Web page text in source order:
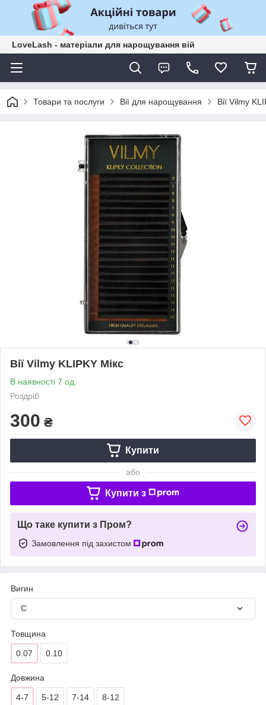
LoveLash - матеріали для нарощування вій
Товари та послуги Вії для нарощування Вії Vilmy
Вії Vilmy KLIPKY Мікс
В наявності 7 од.
Роздріб
300 ₴
Купити
або
Купити з
Що таке купити з Пром?
Замовлення під захистом
Вигин
C
Товщина
0.07 0.10
Довжина
4-7 5-12 7-14 8-12